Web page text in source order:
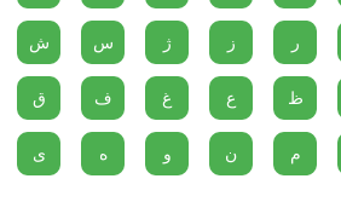
ر ز ژ س ش
ظ ع غ ف ق
م ن و ه ی